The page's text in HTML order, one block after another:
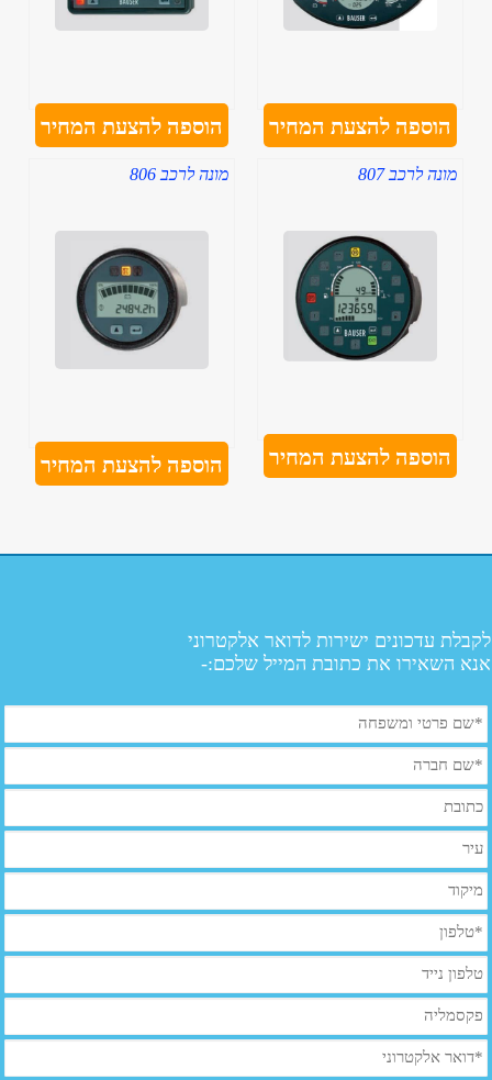
הוספה להצעת המחיר הוספה להצעת המחיר
מונה לרכב 807
הוספה להצעת המחיר
מונה לרכב 806
הוספה להצעת המחיר
לקבלת עדכונים ישירות לדואר אלקטרוני
אנא השאירו את כתובת המייל שלכם:-